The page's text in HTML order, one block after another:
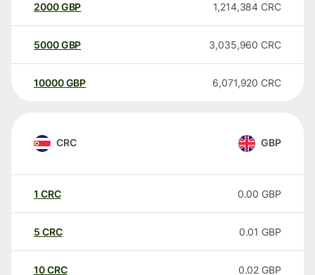
2000GBP 1,214,384 CRC
5000GBP 3,035,960 CRC
10000 GBP 6,071,920 CRC
CRC GBP
1 CRC 0.00 GBP
5 CRC 0.01 GBP
10CRC 0.02 GBP